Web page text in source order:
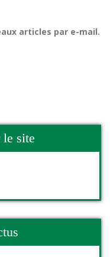
articles par e-mail.
le site